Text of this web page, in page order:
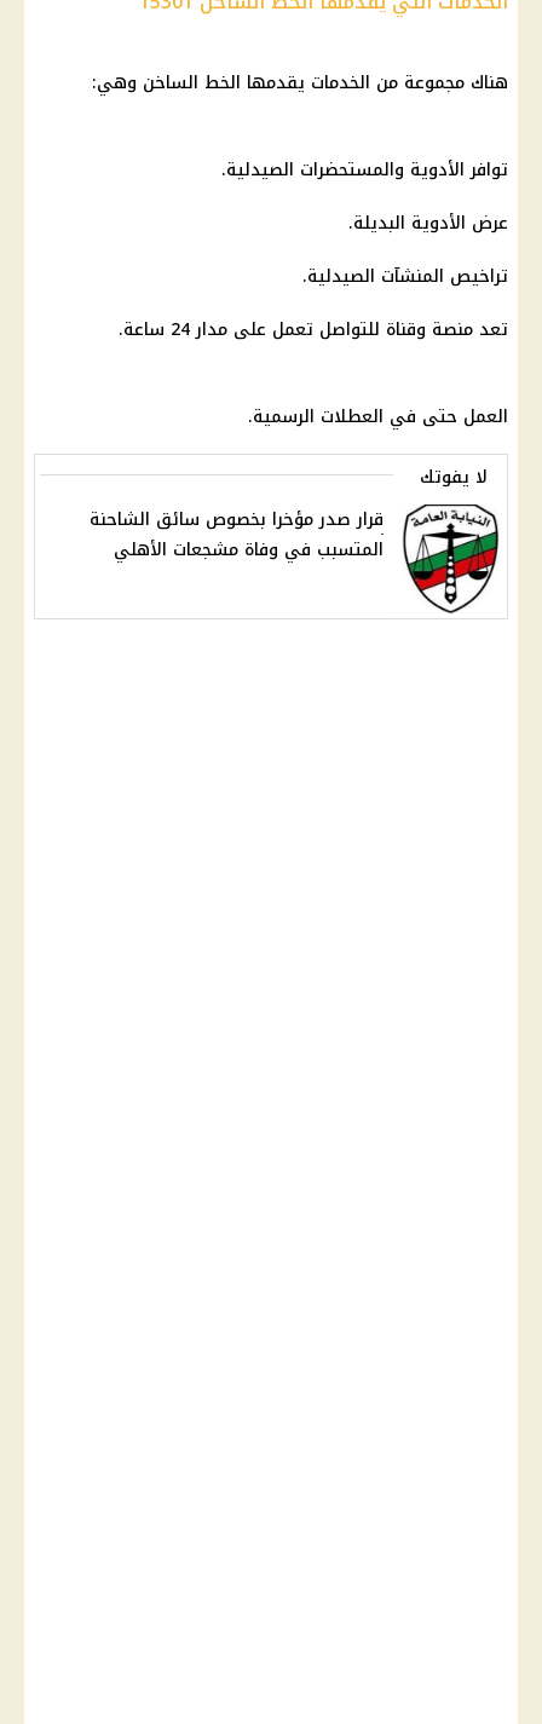
هناك مجموعة من الخدمات يقدمها الخط الساخن وهي:
توافرالأدوية والمستحضرات الصيدلية.
عرض الأدوية البديلة.
تراخيص المنشآت الصيدلية.
تعد منصة وقناة للتواصل تعمل على مدار 24 ساعة.
العمل حتى في العطلات الرسمية.
لا يفوتك
قرار صدر مؤخرا بخصوص سائق الشاحنة
المتسبب في وفاة مشجعات الأهلي